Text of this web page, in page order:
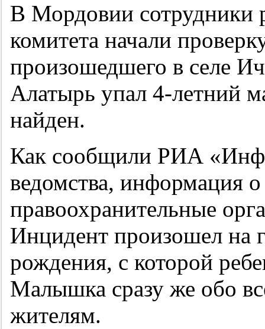
В Мордовии сотрудники
комитета начали
произошедшего в селе
Алатырь упал 4-летний
найден.
Как сообщили РИА
ведомства, информация
правоохранительные
Инцидент произошел на
рождения, с которой
Малышка сразу же обо
жителям.